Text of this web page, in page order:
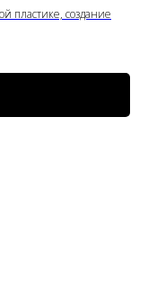
пластике, создание